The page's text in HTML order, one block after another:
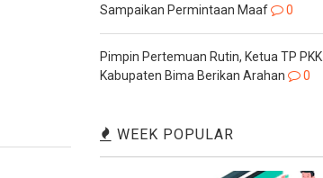
Sampaikan Permintaan Maaf
0
Pimpin Pertemuan Rutin, Ketua TP PKK
Kabupaten Bima Berikan Arahan
0
WEEK POPULAR